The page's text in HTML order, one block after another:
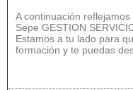
A continuación
Sepe GESTION
Estamos a tu lado para
formación y te puedas